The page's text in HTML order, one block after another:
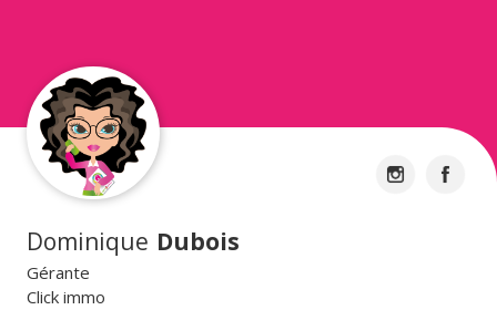
Dominique Dubois
Gérante
Click immo